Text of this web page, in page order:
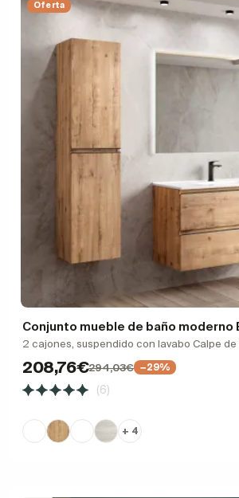
Oferta
Conjunto mueble de baño moderno
2 cajones, suspendido con lavabo Calpe
208,76€294,03€ −29%
(6)
+ 4